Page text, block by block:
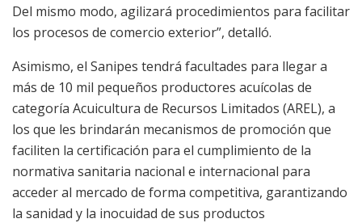
Del mismo modo, agilizará procedimientos para facilitar
los procesos de comercio exterior”, detalló.
Asimismo, el Sanipes tendrá facultades para llegar a
más de 10 mil pequeños productores acuícolas de
categoría Acuicultura de Recursos Limitados (AREL), a
los que les brindarán mecanismos de promoción que
faciliten la certificación para el cumplimiento de la
normativa sanitaria nacional e internacional para
acceder al mercado de forma competitiva, garantizando
la sanidad y la inocuidad de sus productos